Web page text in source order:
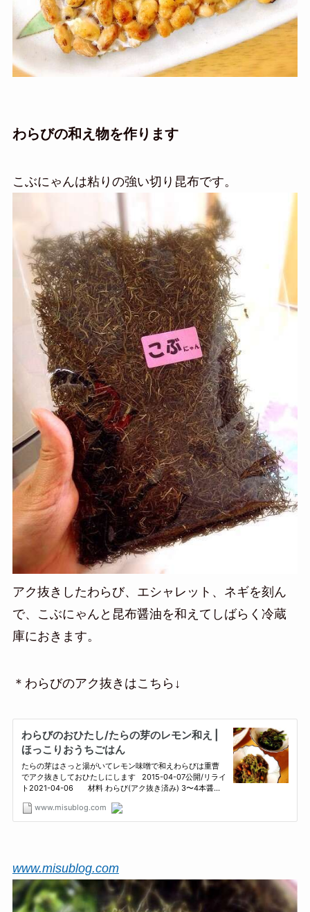
わらびの和え物を作ります
こぶにゃんは粘りの強い切り昆布です。
アク抜きしたわらび、エシャレット、ネギを刻ん
で、こぶにゃんと昆布醤油を和えてしばらく冷蔵
庫におきます。
＊わらびのアク抜きはこちら↓
www.misublog.com